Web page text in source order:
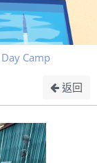
Camp
返回